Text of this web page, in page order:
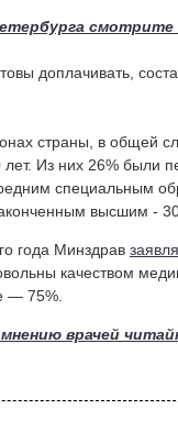
смотрите
доплачивать,
страны, в общей
лет. Из них 26%
специальным
высшим -
года Минздрав
качеством
— 75%.
врачей